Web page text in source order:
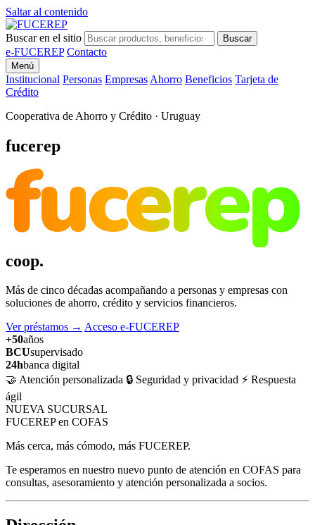
Saltar al contenido
Buscar en el sitio Buscar
e-FUCEREP Contacto
Menú
Institucional Personas Empresas Ahorro Beneficios Tarjeta de
Crédito
Cooperativa de Ahorro y Crédito · Uruguay
fucerep
fucerep
coop.
Más de cinco décadas acompañando a personas y empresas con
soluciones de ahorro, crédito y servicios financieros.
Ver préstamos → Acceso e-FUCEREP
+50años
BCUsupervisado
24hbanca digital
🤝 Atención personalizada 🔒 Seguridad y privacidad ⚡ Respuesta
ágil
NUEVA SUCURSAL
FUCEREP en COFAS
Más cerca, más cómodo, más FUCEREP.
Te esperamos en nuestro nuevo punto de atención en COFAS para
consultas, asesoramiento y atención personalizada a socios.